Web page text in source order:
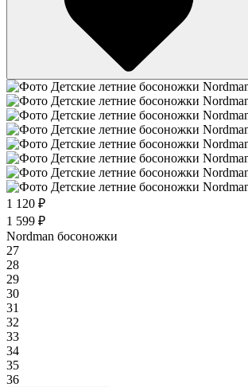
1 120 ₽
1 599 ₽
Nordman босоножки
27
28
29
30
31
32
33
34
35
36